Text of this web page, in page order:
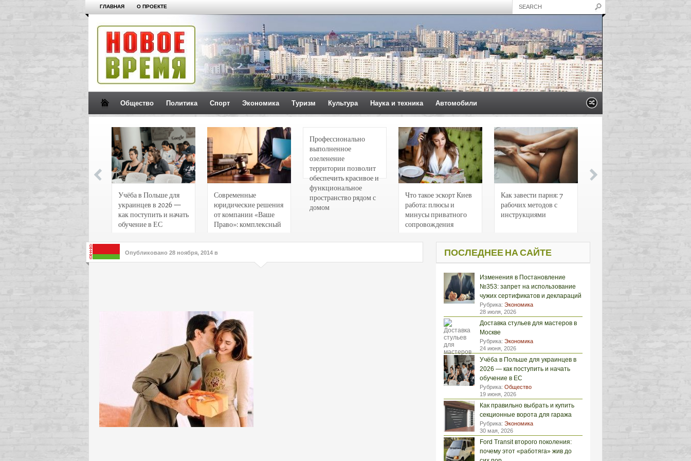
ГЛАВНАЯ О ПРОЕКТЕ
Общество Политика Спорт Экономика Туризм Культура Наука и техника Автомобили
Учёба в Польше для
украинцев в 2026 —
как поступить и начать
обучение в ЕС
Современные
юридические решения
от компании «Ваше
Право»: комплексный
интересов клиентов
Профессионально
выполненное
озеленение
территории позволит
обеспечить красивое и
функциональное
пространство рядом с
домом
Что такое эскорт Киев
работа: плюсы и
минусы приватного
сопровождения
Как завести парня: 7
рабочих методов с
инструкциями
Опубликовано 28 ноября, 2014 в ПОСЛЕДНЕЕ НА САЙТЕ
Изменения в Постановление
№353: запрет на использование
чужих сертификатов и деклараций
Рубрика: Экономика
28 июля, 2026
Доставка стульев для мастеров в
Москве
Рубрика: Экономика
24 июня, 2026
Учёба в Польше для украинцев в
2026 — как поступить и начать
обучение в ЕС
Рубрика: Общество
19 июня, 2026
Как правильно выбрать и купить
секционные ворота для гаража
Рубрика: Экономика
30 мая, 2026
Ford Transit второго поколения:
почему этот «работяга» жив до